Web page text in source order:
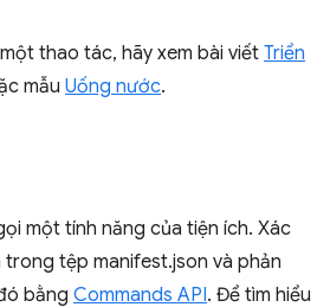
thao tác, hãy xem bài viết Triển
mẫu Uống nước.
một tính năng của tiện ích. Xác
tệp manifest.json và phản
bằng Commands API. Để tìm hiểu